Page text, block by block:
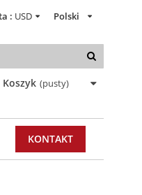
Polski
: USD
Koszyk (pusty)
KONTAKT